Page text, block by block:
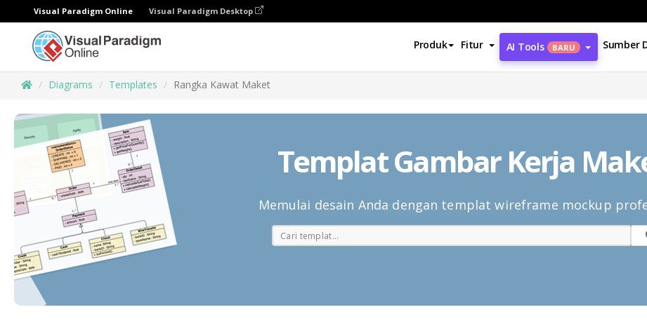
Visual Paradigm Online Visual Paradigm Desktop
Produk Fitur AI Tools BARU Sumber
Diagrams Templates Rangka Kawat Maket
Templat Gambar Kerja
Memulai desain Anda dengan templat wireframe mockup